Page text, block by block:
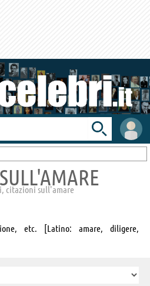
User
area
Toggle
search
bar
citazioni sull'amare
etc. [Latino: amare, diligere,